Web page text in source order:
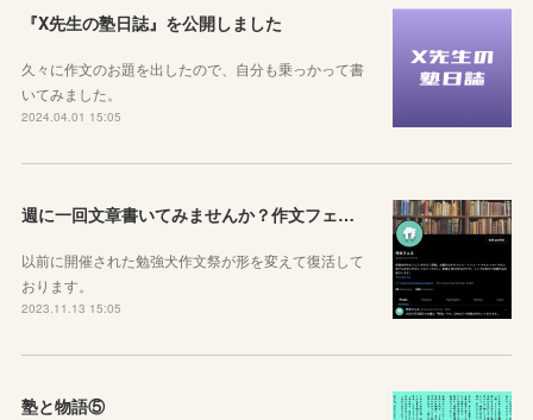
『X先生の塾日誌』を公開しました
久々に作文のお題を出したので、自分も乗っかって書
いてみました。
2024.04.01 15:05
週に一回文章書いてみませんか？作文フェス開催しています
以前に開催された勉強犬作文祭が形を変えて復活して
おります。
2023.11.13 15:05
塾と物語⑤